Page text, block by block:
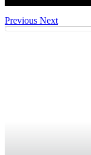
Previous Next